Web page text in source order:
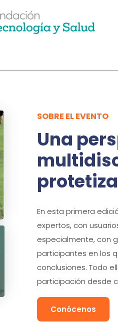
SOBRE EL EVENTO
Una
En esta primera
expertos, con
especialmente, con
participantes en los
conclusiones. Todo
participación desde
Conócenos